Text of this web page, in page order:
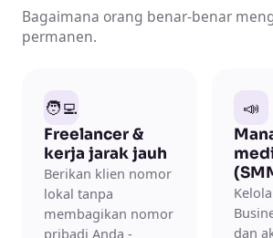
Bagaimana orang benar-benar
permanen.
🧑‍💻
Freelancer &
kerja jarak jauh
Berikan klien nomor
lokal tanpa
membagikan nomor
pribadi Anda -
📣
dan